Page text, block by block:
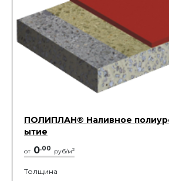
ПОЛИПЛАН® Наливное
ытие
от 0.00 руб/м2
Толщина